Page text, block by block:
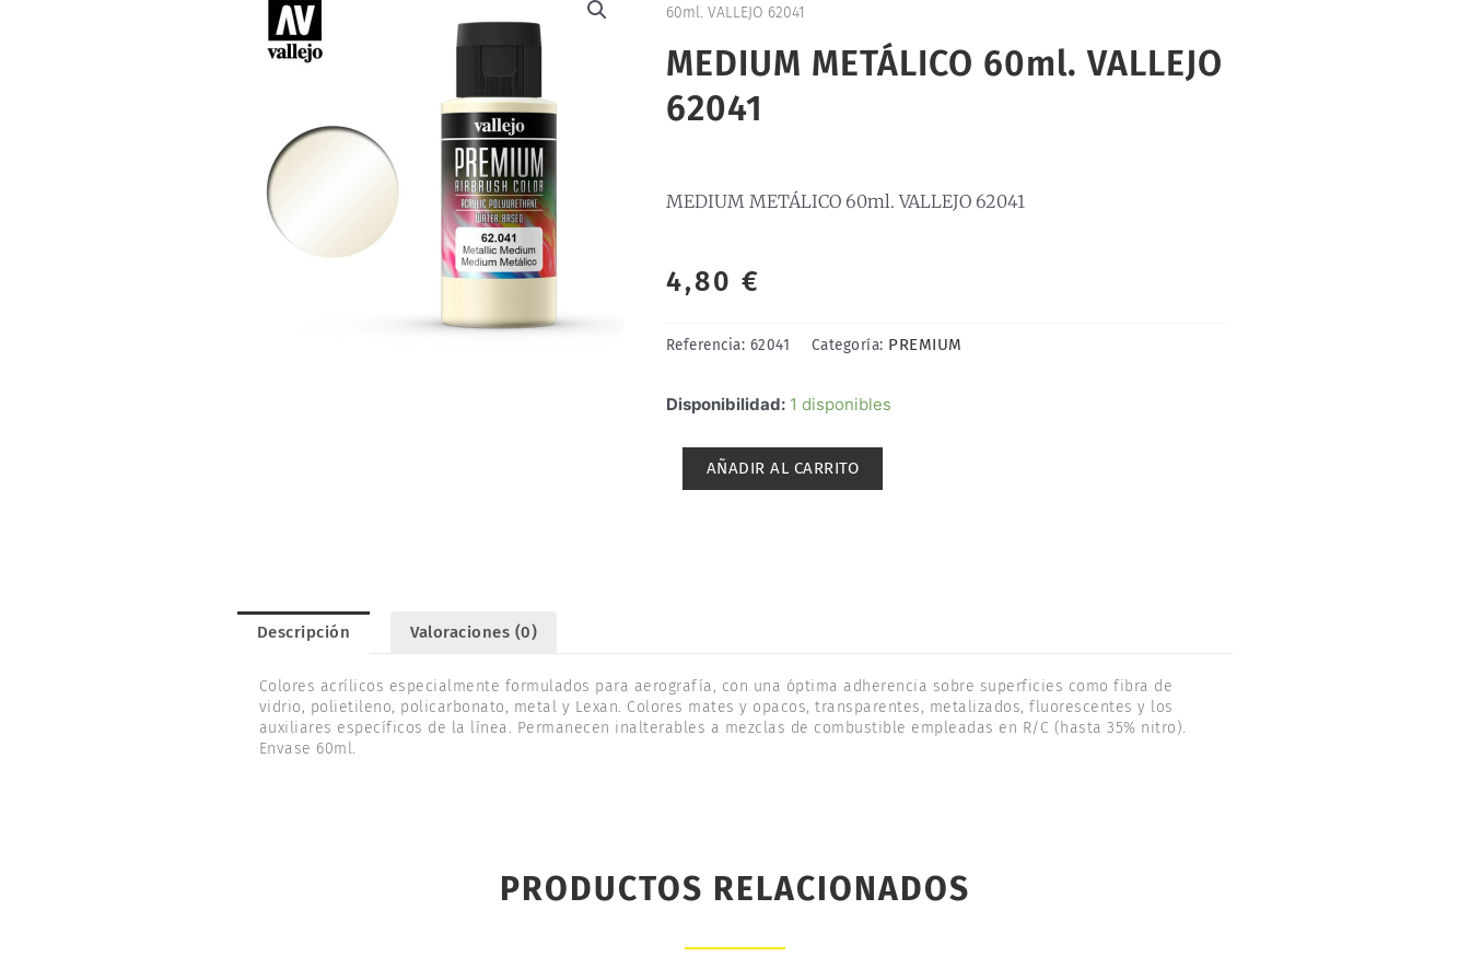
60ml. VALLEJO 62041
MEDIUM METÁLICO 60ml. VALLEJO
62041
MEDIUM METÁLICO 60ml. VALLEJO 62041
4,80 €
Referencia: 62041 Categoría: PREMIUM
Disponibilidad: 1 disponibles
MEDIUM
AÑADIR AL CARRITO
Descripción Valoraciones (0)
Colores acrílicos especialmente formulados para aerografía, con una óptima adherencia sobre superficies como fibra de
vidrio, polietileno, policarbonato, metal y Lexan. Colores mates y opacos, transparentes, metalizados, fluorescentes y los
auxiliares específicos de la línea. Permanecen inalterables a mezclas de combustible empleadas en R/C (hasta 35% nitro).
Envase 60ml.
PRODUCTOS RELACIONADOS